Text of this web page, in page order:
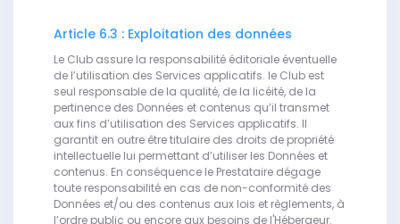
Article 6.3 : Exploitation des données
Le Club assure la responsabilité éditoriale éventuelle
de l’utilisation des Services applicatifs. le Club est
seul responsable de la qualité, de la licéité, de la
pertinence des Données et contenus qu’il transmet
aux fins d’utilisation des Services applicatifs. Il
garantit en outre être titulaire des droits de propriété
intellectuelle lui permettant d’utiliser les Données et
contenus. En conséquence le Prestataire dégage
toute responsabilité en cas de non-conformité des
Données et/ou des contenus aux lois et règlements, à
l’ordre public ou encore aux besoins de l'Hébergeur.